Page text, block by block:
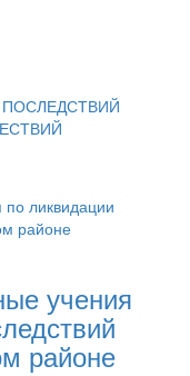
учения
районе